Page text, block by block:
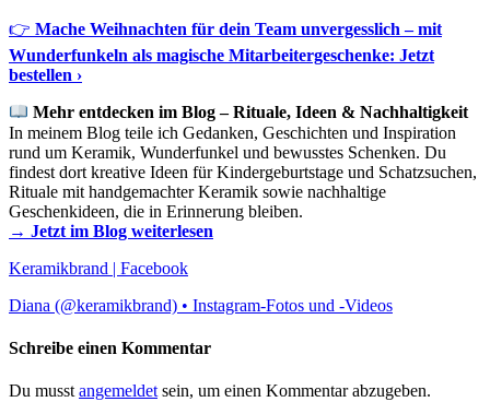
👉 Mache Weihnachten für dein Team unvergesslich – mit
Wunderfunkeln als magische Mitarbeitergeschenke: Jetzt
bestellen ›
Mehr entdecken im Blog – Rituale, Ideen & Nachhaltigkeit
In meinem Blog teile ich Gedanken, Geschichten und Inspiration
rund um Keramik, Wunderfunkel und bewusstes Schenken. Du
findest dort kreative Ideen für Kindergeburtstage und Schatzsuchen,
Rituale mit handgemachter Keramik sowie nachhaltige
Geschenkideen, die in Erinnerung bleiben.
→ Jetzt im Blog weiterlesen
Keramikbrand | Facebook
Diana (@keramikbrand) • Instagram-Fotos und -Videos
Schreibe einen Kommentar
Du musst angemeldet sein, um einen Kommentar abzugeben.